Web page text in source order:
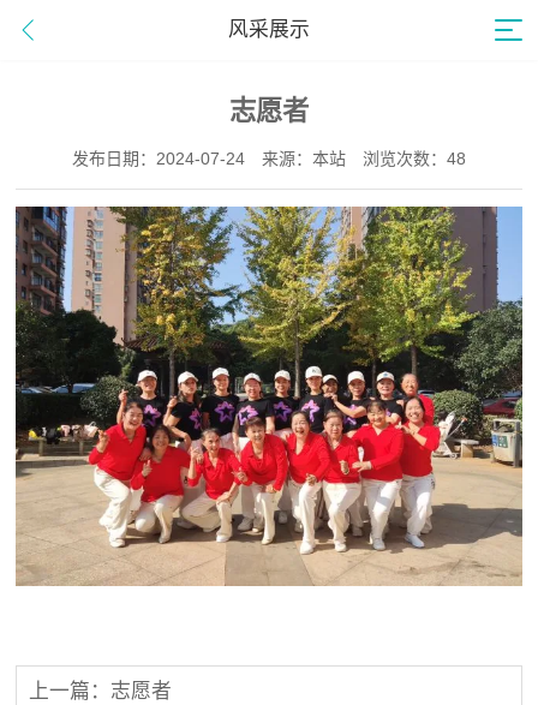
风采展示
志愿者
发布日期：2024-07-24 来源：本站 浏览次数：48
上一篇：志愿者